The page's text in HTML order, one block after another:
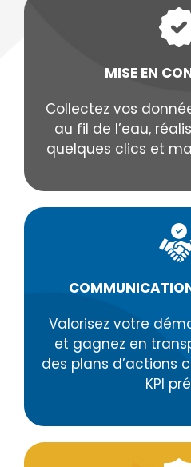
MISE EN
Collectez vos
au fil de l’eau,
quelques clics et
Valorisez votre
et gagnez en
des plans d’actions
KPI